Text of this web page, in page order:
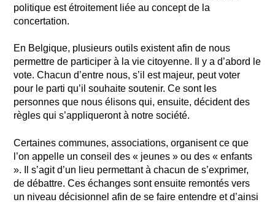
politique est étroitement liée au concept de la
concertation.
En Belgique, plusieurs outils existent afin de nous
permettre de participer à la vie citoyenne. Il y a d’abord le
vote. Chacun d’entre nous, s’il est majeur, peut voter
pour le parti qu’il souhaite soutenir. Ce sont les
personnes que nous élisons qui, ensuite, décident des
règles qui s’appliqueront à notre société.
Certaines communes, associations, organisent ce que
l’on appelle un conseil des « jeunes » ou des « enfants
». Il s’agit d’un lieu permettant à chacun de s’exprimer,
de débattre. Ces échanges sont ensuite remontés vers
un niveau décisionnel afin de se faire entendre et d’ainsi